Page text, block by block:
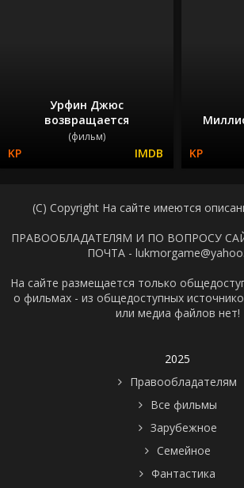
Урфин Джюс
возвращается
(фильм)
(C) Copyright На сайте имеются
ПРАВООБЛАДАТЕЛЯМ И ПО ВОПРОСУ
ПОЧТА -
На сайте размещается только
о фильмах - из общедоступных
или медиа файлов нет!
2025
Правообладателям
Все фильмы
Зарубежное
Семейное
Фантастика